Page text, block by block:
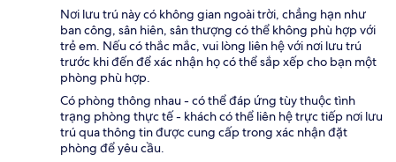
Nơi lưu trú này có không gian ngoài trời, chẳng hạn như
ban công, sân hiên, sân thượng có thể không phù hợp với
trẻ em. Nếu có thắc mắc, vui lòng liên hệ với nơi lưu trú
trước khi đến để xác nhận họ có thể sắp xếp cho bạn một
phòng phù hợp.
Có phòng thông nhau - có thể đáp ứng tùy thuộc tình
trạng phòng thực tế - khách có thể liên hệ trực tiếp nơi lưu
trú qua thông tin được cung cấp trong xác nhận đặt
phòng để yêu cầu.